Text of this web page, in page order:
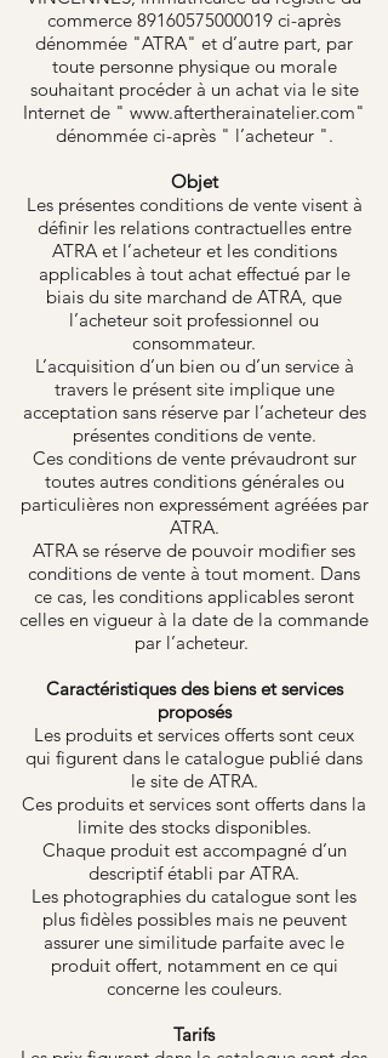
commerce 89160575000019 ci-après
dénommée "ATRA" et d’autre part, par
toute personne physique ou morale
souhaitant procéder à un achat via le site
Internet de " www.aftertherainatelier.com"
dénommée ci-après " l’acheteur ".
Objet
Les présentes conditions de vente visent à
définir les relations contractuelles entre
ATRA et l’acheteur et les conditions
applicables à tout achat effectué par le
biais du site marchand de ATRA, que
l’acheteur soit professionnel ou
consommateur.
L’acquisition d’un bien ou d’un service à
travers le présent site implique une
acceptation sans réserve par l’acheteur des
présentes conditions de vente.
Ces conditions de vente prévaudront sur
toutes autres conditions générales ou
particulières non expressément agréées par
ATRA.
ATRA se réserve de pouvoir modifier ses
conditions de vente à tout moment. Dans
ce cas, les conditions applicables seront
celles en vigueur à la date de la commande
par l’acheteur.
Caractéristiques des biens et services
proposés
Les produits et services offerts sont ceux
qui figurent dans le catalogue publié dans
le site de ATRA.
Ces produits et services sont offerts dans la
limite des stocks disponibles.
Chaque produit est accompagné d’un
descriptif établi par ATRA.
Les photographies du catalogue sont les
plus fidèles possibles mais ne peuvent
assurer une similitude parfaite avec le
produit offert, notamment en ce qui
concerne les couleurs.
Tarifs